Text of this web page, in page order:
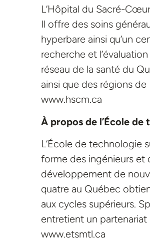
L’Hôpital du Sacré-
Il offre des soins
hyperbare ainsi qu’un
recherche et
réseau de la santé du
ainsi que des régions
www.hscm.ca
À propos de l’École
L’École de technologie
forme des ingénieurs et
développement de
quatre au Québec
aux cycles supérieurs.
entretient un partenariat
www.etsmtl.ca